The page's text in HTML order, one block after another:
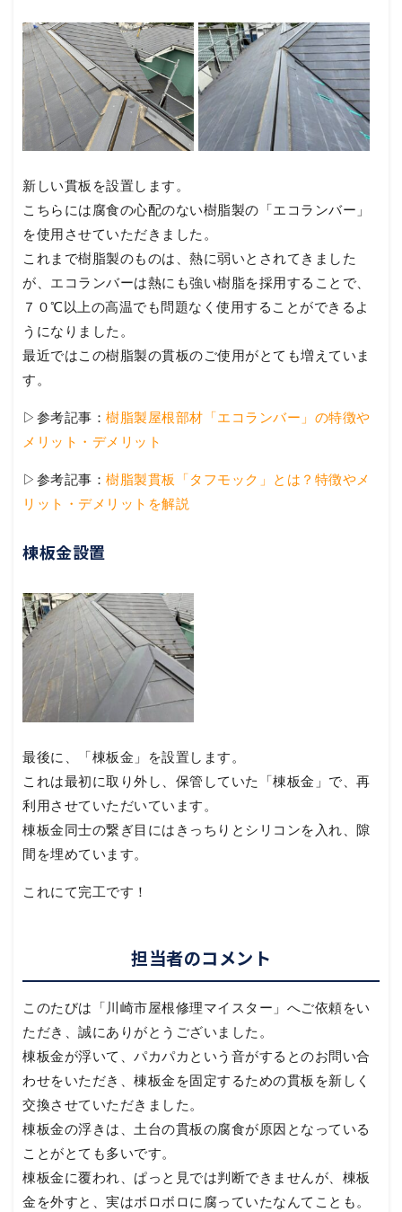
新しい貫板を設置します。
こちらには腐食の心配のない樹脂製の「エコランバー」
を使用させていただきました。
これまで樹脂製のものは、熱に弱いとされてきました
が、エコランバーは熱にも強い樹脂を採用することで、
７０℃以上の高温でも問題なく使用することができるよ
うになりました。
最近ではこの樹脂製の貫板のご使用がとても増えていま
す。
▷参考記事： 樹脂製屋根部材「エコランバー」の特徴や
メリット・デメリット
▷参考記事： 樹脂製貫板「タフモック」とは？特徴やメ
リット・デメリットを解説
棟板金設置
最後に、「棟板金」を設置します。
これは最初に取り外し、保管していた「棟板金」で、再
利用させていただいています。
棟板金同士の繋ぎ目にはきっちりとシリコンを入れ、隙
間を埋めています。
これにて完工です！
担当者のコメント
このたびは「川崎市屋根修理マイスター」へご依頼をい
ただき、誠にありがとうございました。
棟板金が浮いて、パカパカという音がするとのお問い合
わせをいただき、棟板金を固定するための貫板を新しく
交換させていただきました。
棟板金の浮きは、土台の貫板の腐食が原因となっている
ことがとても多いです。
棟板金に覆われ、ぱっと見では判断できませんが、棟板
金を外すと、実はボロボロに腐っていたなんてことも。